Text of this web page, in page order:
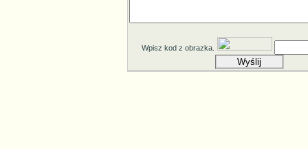
Wpisz kod z obrazka.